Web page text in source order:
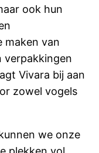
ook hun
maken van
verpakkingen
Vivara bij aan
zowel vogels
we onze